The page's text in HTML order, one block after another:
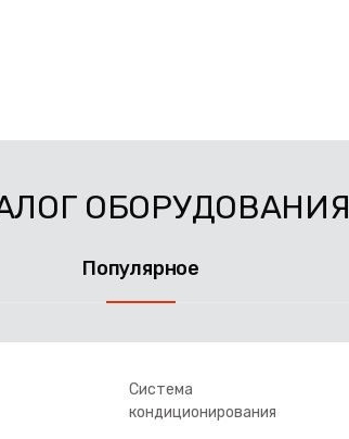
ОБОРУДОВАНИЯ
Популярное
Cистема
кондиционирования